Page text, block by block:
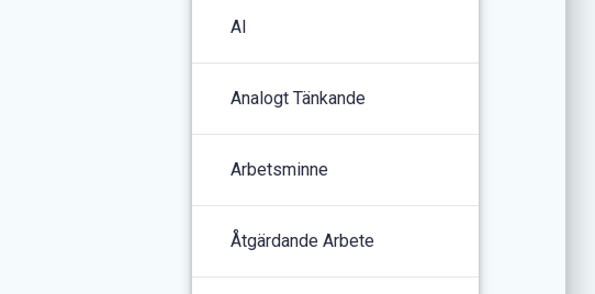
AI
Analogt Tänkande
Arbetsminne
Åtgärdande Arbete